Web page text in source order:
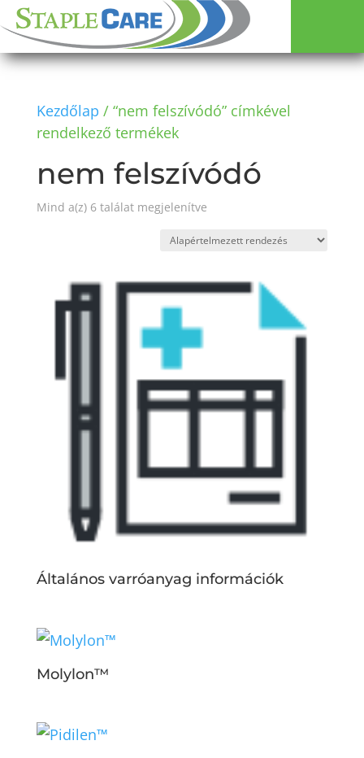
Kezdőlap / “nem felszívódó” címkével
rendelkező termékek
nem felszívódó
Mind a(z) 6 találat megjelenítve
Általános varróanyag információk
Molylon™